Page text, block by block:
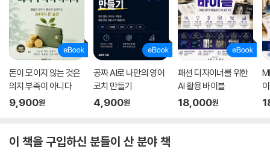
돈이 모이지 않는 것은
의지 부족이 아니다
9,900원
공짜 AI로 나만의 영어
코치 만들기
4,900원
패션 디자이너를 위한
AI 활용 바이블
18,000원
이 책을 구입하신 분들이 산 분야 책